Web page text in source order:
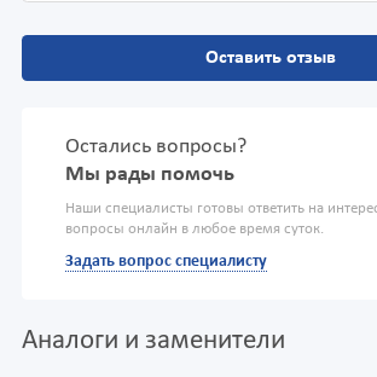
Оставить отзыв
Остались вопросы?
Мы рады помочь
Наши специалисты готовы ответить на
вопросы онлайн в любое время суток.
Задать вопрос специалисту
Аналоги и заменители